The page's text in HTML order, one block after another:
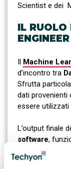
Scientist e dei
IL RUOLO
ENGINEER
Machine
d’incontro tra
Sfrutta
dati provenienti
essere
L’output finale
software,
Data Scientist.
modelli teorici